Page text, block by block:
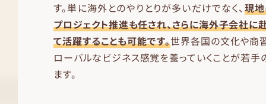
す。単に海外とのやりとりが多いだけでなく、現
プロジェクト推進も任され、さらに海外子会社に
て活躍することも可能です。世界各国の文化や商
ローバルなビジネス感覚を養っていくことが若手
ます。